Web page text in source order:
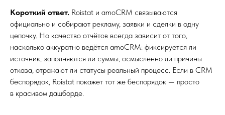
Короткий ответ. Roistat и amoCRM связываются
официально и собирают рекламу, заявки и сделки в одну
цепочку. Но качество отчётов всегда зависит от того,
насколько аккуратно ведётся amoCRM: фиксируется ли
источник, заполняются ли суммы, осмысленно ли причины
отказа, отражают ли статусы реальный процесс. Если в CRM
беспорядок, Roistat покажет тот же беспорядок — просто
в красивом дашборде.